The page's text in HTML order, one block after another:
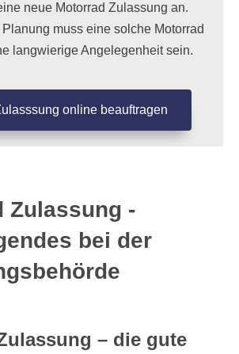
neue Motorrad Zulassung an.
muss eine solche Motorrad
langwierige Angelegenheit sein.
online beauftragen
Zulassung -
bei der
– die gute